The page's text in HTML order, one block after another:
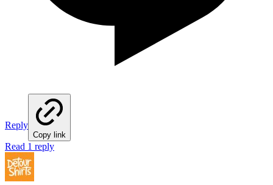
Reply
Copy link
Read 1 reply